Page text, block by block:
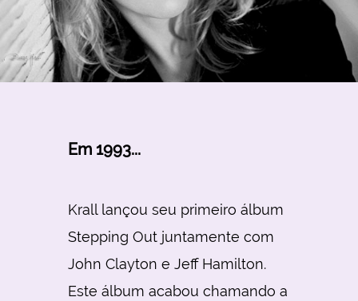
Em 1993...
Krall lançou seu primeiro álbum
Stepping Out juntamente com
John Clayton e Jeff Hamilton.
Este álbum acabou chamando a